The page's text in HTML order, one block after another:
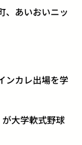
、あいおいニッ
ンカレ出場を学
大学軟式野球